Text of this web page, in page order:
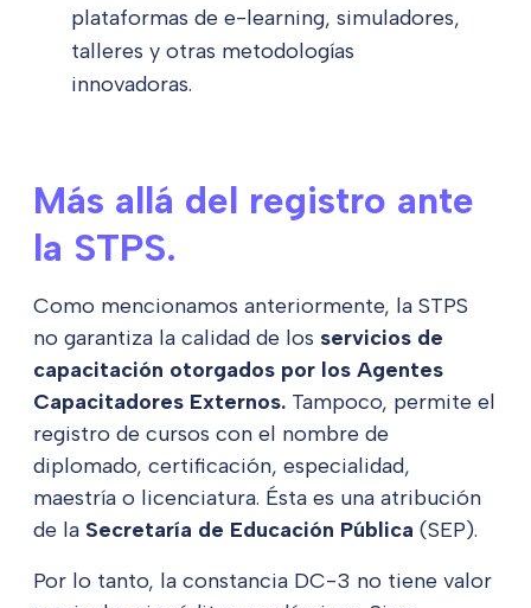
plataformas de e-learning, simuladores,
talleres y otras metodologías
innovadoras.
Más allá del registro ante
la STPS.
Como mencionamos anteriormente, la STPS
no garantiza la calidad de los servicios de
capacitación otorgados por los Agentes
Capacitadores Externos. Tampoco, permite el
registro de cursos con el nombre de
diplomado, certificación, especialidad,
maestría o licenciatura. Ésta es una atribución
de la Secretaría de Educación Pública (SEP).
Por lo tanto, la constancia DC-3 no tiene valor